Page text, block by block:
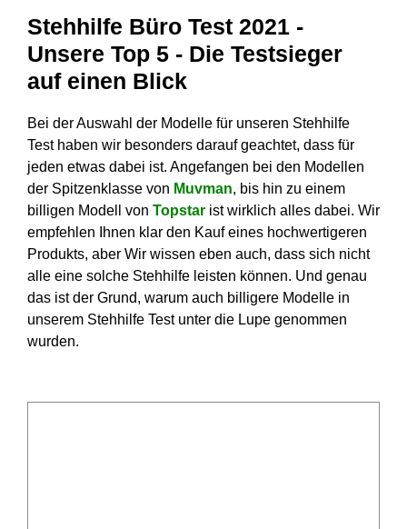
Stehhilfe Büro Test 2021 -
Unsere Top 5 - Die Testsieger
auf einen Blick
Bei der Auswahl der Modelle für unseren Stehhilfe
Test haben wir besonders darauf geachtet, dass für
jeden etwas dabei ist. Angefangen bei den Modellen
der Spitzenklasse von Muvman, bis hin zu einem
billigen Modell von Topstar ist wirklich alles dabei. Wir
empfehlen Ihnen klar den Kauf eines hochwertigeren
Produkts, aber Wir wissen eben auch, dass sich nicht
alle eine solche Stehhilfe leisten können. Und genau
das ist der Grund, warum auch billigere Modelle in
unserem Stehhilfe Test unter die Lupe genommen
wurden.